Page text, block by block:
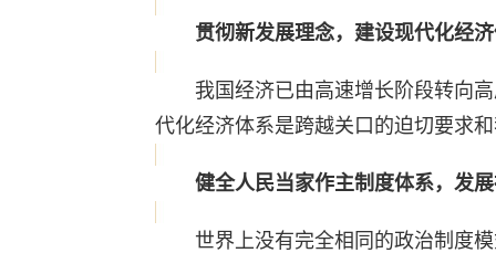
贯彻新发展理念，建设现代化经济
我国经济已由高速增长阶段转向高
代化经济体系是跨越关口的迫切要求
健全人民当家作主制度体系，发展
世界上没有完全相同的政治制度模